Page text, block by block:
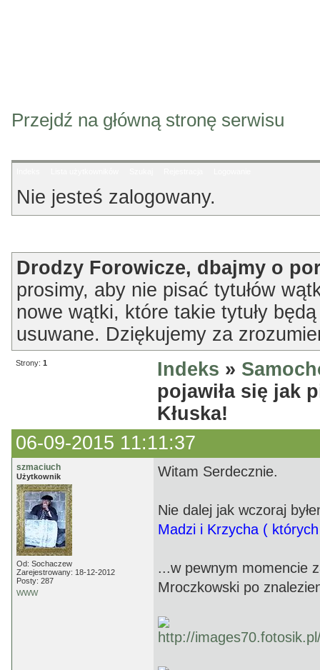
Przejdź na główną stronę serwisu
Nie jesteś zalogowany.
Drodzy Forowicze, dbajmy o
prosimy, aby nie pisać tytułów
nowe wątki, które takie tytuły
usuwane. Dziękujemy za
Strony: 1 Indeks »
pojawiła się jak
Kłuska!
06-09-2015 11:11:37
szmaciuch
Użytkownik
Od: Sochaczew
Zarejestrowany: 18-12-2012
Posty: 287
WWW
Witam Serdecznie.
Nie dalej jak wczoraj
Madzi i Krzycha (
...w pewnym momencie
Mroczkowski po